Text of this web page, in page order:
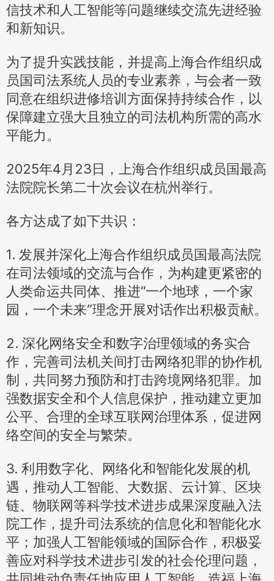
信技术和人工智能等问题继续交流先进经验
和新知识。
为了提升实践技能，并提高上海合作组织成
员国司法系统人员的专业素养，与会者一致
同意在组织进修培训方面保持持续合作，以
保障建立强大且独立的司法机构所需的高水
平能力。
2025年4月23日，上海合作组织成员国最高
法院院长第二十次会议在杭州举行。
各方达成了如下共识：
1. 发展并深化上海合作组织成员国最高法院
在司法领域的交流与合作，为构建更紧密的
人类命运共同体、推进“一个地球，一个家
园，一个未来”理念开展对话作出积极贡献。
2. 深化网络安全和数字治理领域的务实合
作，完善司法机关间打击网络犯罪的协作机
制，共同努力预防和打击跨境网络犯罪。加
强数据安全和个人信息保护，推动建立更加
公平、合理的全球互联网治理体系，促进网
络空间的安全与繁荣。
3. 利用数字化、网络化和智能化发展的机
遇，推动人工智能、大数据、云计算、区块
链、物联网等科学技术进步成果深度融入法
院工作，提升司法系统的信息化和智能化水
平；加强人工智能领域的国际合作，积极妥
善应对科学技术进步引发的社会伦理问题，